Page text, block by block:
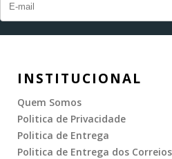
INSTITUCIONAL
Quem Somos
Politica de Privacidade
Politica de Entrega
Politica de Entrega dos Correios